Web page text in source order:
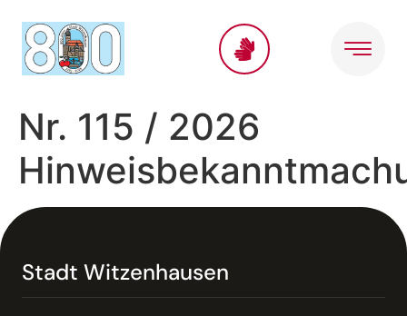
springen
Nr. 115 / 2026
Stadt Witzenhausen